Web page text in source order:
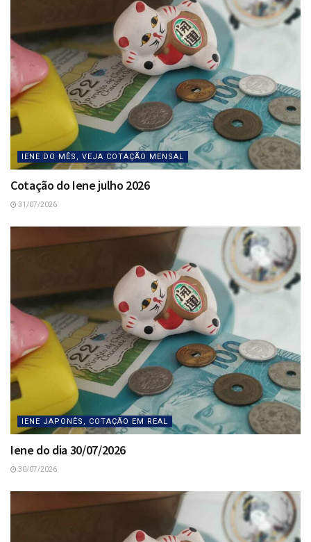
IENE DO MÊS, VEJA COTAÇÃO MENSAL
Cotação do Iene julho 2026
31/07/2026
IENE JAPONÊS, COTAÇÃO EM REAL
Iene do dia 30/07/2026
30/07/2026